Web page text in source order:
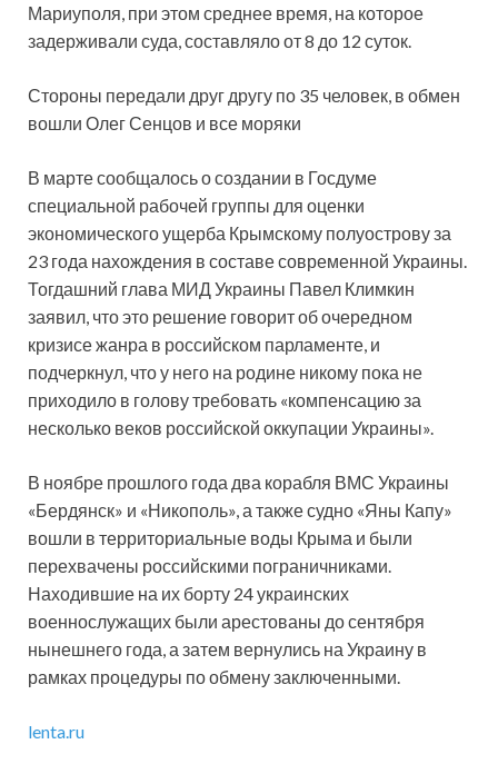
Мариуполя, при этом среднее время, на которое
задерживали суда, составляло от 8 до 12 суток.
Стороны передали друг другу по 35 человек, в обмен
вошли Олег Сенцов и все моряки
В марте сообщалось о создании в Госдуме
специальной рабочей группы для оценки
экономического ущерба Крымскому полуострову за
23 года нахождения в составе современной Украины.
Тогдашний глава МИД Украины Павел Климкин
заявил, что это решение говорит об очередном
кризисе жанра в российском парламенте, и
подчеркнул, что у него на родине никому пока не
приходило в голову требовать «компенсацию за
несколько веков российской оккупации Украины».
В ноябре прошлого года два корабля ВМС Украины
«Бердянск» и «Никополь», а также судно «Яны Капу»
вошли в территориальные воды Крыма и были
перехвачены российскими пограничниками.
Находившие на их борту 24 украинских
военнослужащих были арестованы до сентября
нынешнего года, а затем вернулись на Украину в
рамках процедуры по обмену заключенными.
lenta.ru